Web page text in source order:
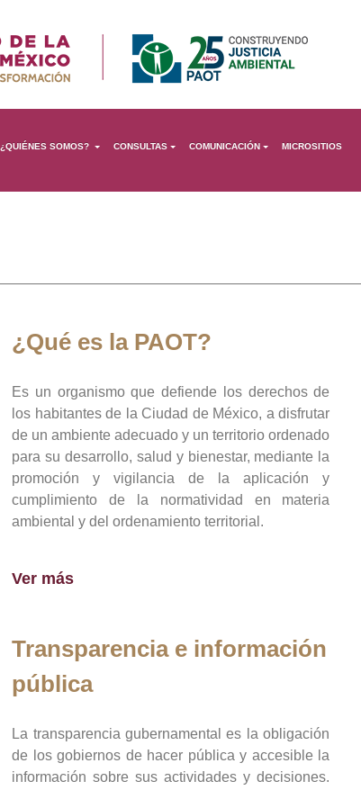
¿QUIÉNES SOMOS? CONSULTAS COMUNICACIÓN MICROSITIOS
¿Qué es la PAOT?
Es un organismo que defiende los derechos de
los habitantes de la Ciudad de México, a disfrutar
de un ambiente adecuado y un territorio ordenado
para su desarrollo, salud y bienestar, mediante la
promoción y vigilancia de la aplicación y
cumplimiento de la normatividad en materia
ambiental y del ordenamiento territorial.
Ver más
Transparencia e información
pública
La transparencia gubernamental es la obligación
de los gobiernos de hacer pública y accesible la
información sobre sus actividades y decisiones.